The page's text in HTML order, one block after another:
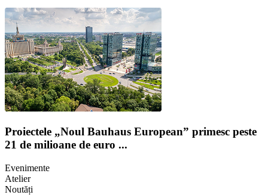
Proiectele „Noul Bauhaus European” primesc peste
21 de milioane de euro ...
Evenimente
Atelier
Noutăți